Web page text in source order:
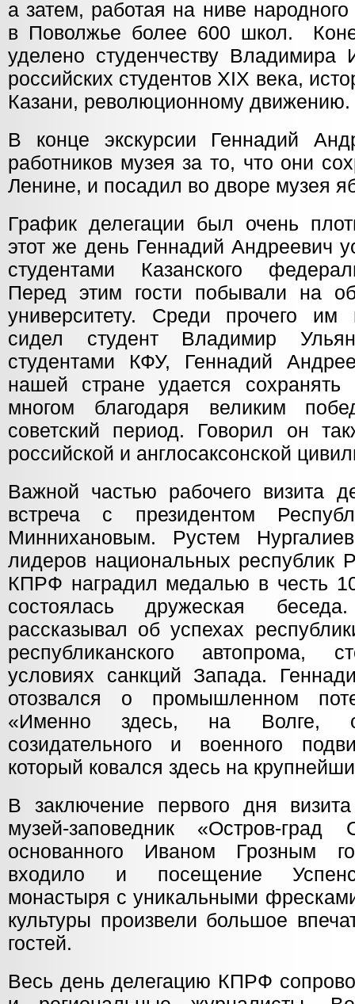
а затем, работая на ниве
в Поволжье более 600 школ.
уделено студенчеству
российских студентов XIX века,
Казани, революционному движению.
В конце экскурсии Геннадий
работников музея за то, что они
Ленине, и посадил во дворе музея
График делегации был очень
этот же день Геннадий Андреевич
студентами Казанского
Перед этим гости побывали на
университету. Среди прочего им
сидел студент Владимир
студентами КФУ, Геннадий
нашей стране удается сохранять
многом благодаря великим
советский период. Говорил он
российской и англосаксонской
Важной частью рабочего визита
встреча с президентом
Миннихановым. Рустем
лидеров национальных республик
КПРФ наградил медалью в честь
состоялась дружеская
рассказывал об успехах
республиканского автопрома,
условиях санкций Запада.
отозвался о промышленном
«Именно здесь, на Волге,
созидательного и военного
который ковался здесь на
В заключение первого дня
музей-заповедник «Остров-
основанного Иваном Грозным
входило и посещение
монастыря с уникальными
культуры произвели большое
гостей.
Весь день делегацию КПРФ